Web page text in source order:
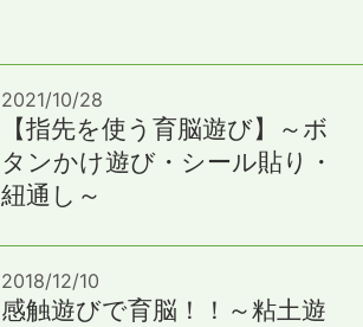
2021/10/28
【指先を使う育脳遊び】～ボ
タンかけ遊び・シール貼り・
紐通し～
2018/12/10
感触遊びで育脳！！～粘土遊